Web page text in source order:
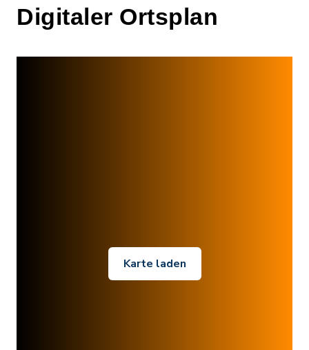
Digitaler Ortsplan
Karte laden